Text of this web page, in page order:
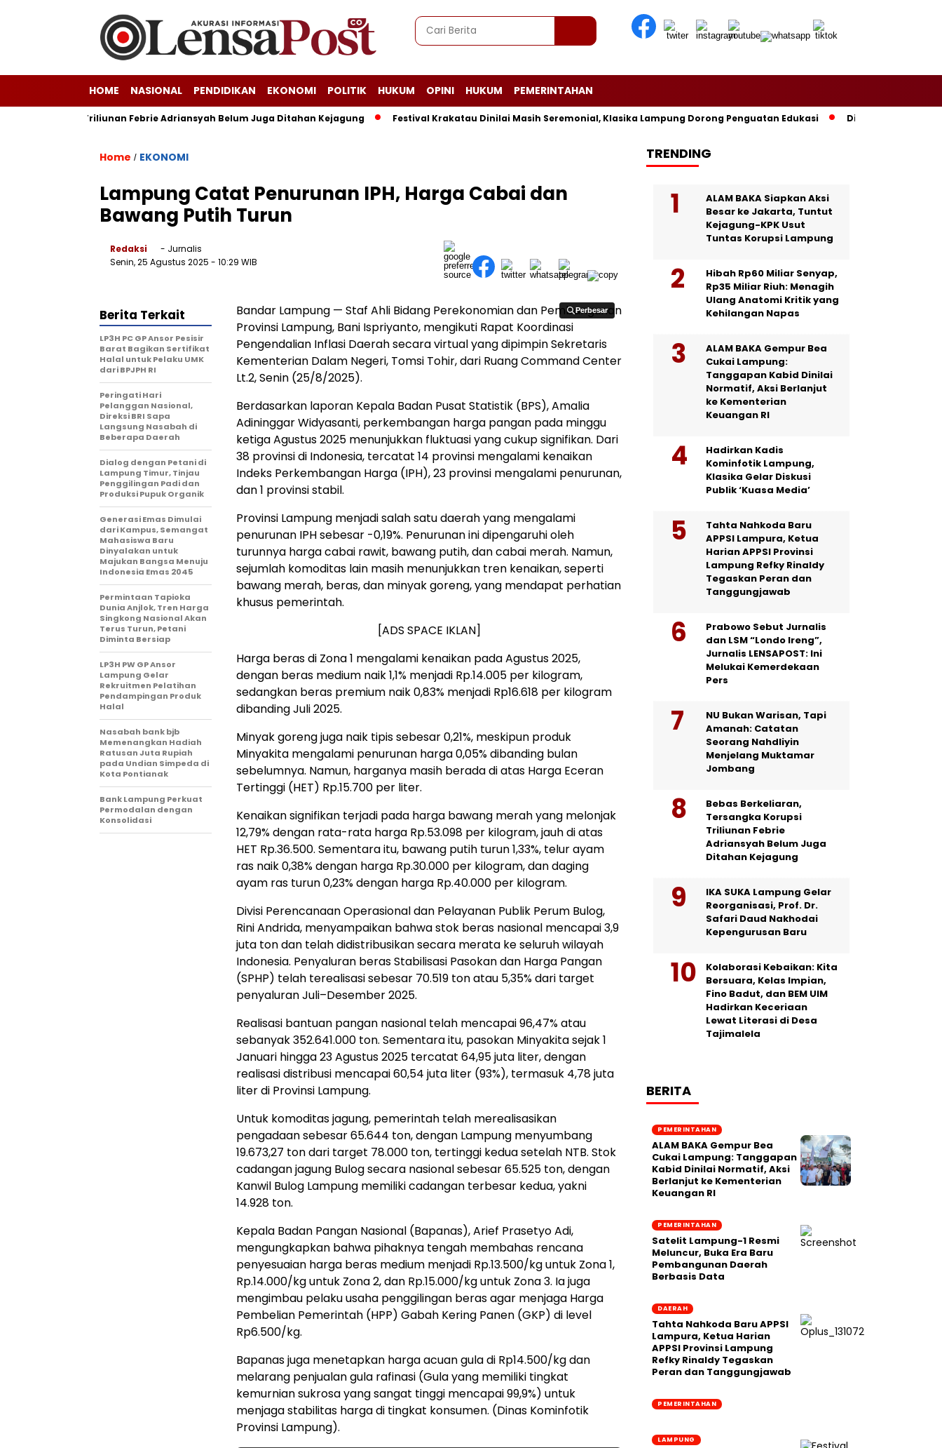
HOME NASIONAL PENDIDIKAN EKONOMI POLITIK HUKUM OPINI HUKUM PEMERINTAHAN
Korupsi Triliunan Febrie Adriansyah Belum Juga Ditahan Kejagung Festival Krakatau Dinilai Masih Seremonial, Klasika Lampung Dorong Penguatan Edukasi Dikomandoi Mas Dar,
Home / EKONOMI
Lampung Catat Penurunan IPH, Harga Cabai dan
Bawang Putih Turun
Redaksi
- Jurnalis
Senin, 25 Agustus 2025 - 10:29 WIB
Perbesar
Perbesar
Bandar Lampung — Staf Ahli Bidang Perekonomian dan Pembangunan
Provinsi Lampung, Bani Ispriyanto, mengikuti Rapat Koordinasi
Pengendalian Inflasi Daerah secara virtual yang dipimpin Sekretaris
Kementerian Dalam Negeri, Tomsi Tohir, dari Ruang Command Center
Lt.2, Senin (25/8/2025).
Berdasarkan laporan Kepala Badan Pusat Statistik (BPS), Amalia
Adininggar Widyasanti, perkembangan harga pangan pada minggu
ketiga Agustus 2025 menunjukkan fluktuasi yang cukup signifikan. Dari
38 provinsi di Indonesia, tercatat 14 provinsi mengalami kenaikan
Indeks Perkembangan Harga (IPH), 23 provinsi mengalami penurunan,
dan 1 provinsi stabil.
Provinsi Lampung menjadi salah satu daerah yang mengalami
penurunan IPH sebesar -0,19%. Penurunan ini dipengaruhi oleh
turunnya harga cabai rawit, bawang putih, dan cabai merah. Namun,
sejumlah komoditas lain masih menunjukkan tren kenaikan, seperti
bawang merah, beras, dan minyak goreng, yang mendapat perhatian
khusus pemerintah.
[ADS SPACE IKLAN]
Harga beras di Zona 1 mengalami kenaikan pada Agustus 2025,
dengan beras medium naik 1,1% menjadi Rp.14.005 per kilogram,
sedangkan beras premium naik 0,83% menjadi Rp16.618 per kilogram
dibanding Juli 2025.
Minyak goreng juga naik tipis sebesar 0,21%, meskipun produk
Minyakita mengalami penurunan harga 0,05% dibanding bulan
sebelumnya. Namun, harganya masih berada di atas Harga Eceran
Tertinggi (HET) Rp.15.700 per liter.
Kenaikan signifikan terjadi pada harga bawang merah yang melonjak
12,79% dengan rata-rata harga Rp.53.098 per kilogram, jauh di atas
HET Rp.36.500. Sementara itu, bawang putih turun 1,33%, telur ayam
ras naik 0,38% dengan harga Rp.30.000 per kilogram, dan daging
ayam ras turun 0,23% dengan harga Rp.40.000 per kilogram.
Divisi Perencanaan Operasional dan Pelayanan Publik Perum Bulog,
Rini Andrida, menyampaikan bahwa stok beras nasional mencapai 3,9
juta ton dan telah didistribusikan secara merata ke seluruh wilayah
Indonesia. Penyaluran beras Stabilisasi Pasokan dan Harga Pangan
(SPHP) telah terealisasi sebesar 70.519 ton atau 5,35% dari target
penyaluran Juli–Desember 2025.
Realisasi bantuan pangan nasional telah mencapai 96,47% atau
sebanyak 352.641.000 ton. Sementara itu, pasokan Minyakita sejak 1
Januari hingga 23 Agustus 2025 tercatat 64,95 juta liter, dengan
realisasi distribusi mencapai 60,54 juta liter (93%), termasuk 4,78 juta
liter di Provinsi Lampung.
Untuk komoditas jagung, pemerintah telah merealisasikan
pengadaan sebesar 65.644 ton, dengan Lampung menyumbang
19.673,27 ton dari target 78.000 ton, tertinggi kedua setelah NTB. Stok
cadangan jagung Bulog secara nasional sebesar 65.525 ton, dengan
Kanwil Bulog Lampung memiliki cadangan terbesar kedua, yakni
14.928 ton.
Kepala Badan Pangan Nasional (Bapanas), Arief Prasetyo Adi,
mengungkapkan bahwa pihaknya tengah membahas rencana
penyesuaian harga beras medium menjadi Rp.13.500/kg untuk Zona 1,
Rp.14.000/kg untuk Zona 2, dan Rp.15.000/kg untuk Zona 3. Ia juga
mengimbau pelaku usaha penggilingan beras agar menjaga Harga
Pembelian Pemerintah (HPP) Gabah Kering Panen (GKP) di level
Rp6.500/kg.
Bapanas juga menetapkan harga acuan gula di Rp14.500/kg dan
melarang penjualan gula rafinasi (Gula yang memiliki tingkat
kemurnian sukrosa yang sangat tinggi mencapai 99,9%) untuk
menjaga stabilitas harga di tingkat konsumen. (Dinas Kominfotik
Provinsi Lampung).
Berita Terkait
LP3H PC GP Ansor Pesisir
Barat Bagikan Sertifikat
Halal untuk Pelaku UMK
dari BPJPH RI
Peringati Hari
Pelanggan Nasional,
Direksi BRI Sapa
Langsung Nasabah di
Beberapa Daerah
Dialog dengan Petani di
Lampung Timur, Tinjau
Penggilingan Padi dan
Produksi Pupuk Organik
Generasi Emas Dimulai
dari Kampus, Semangat
Mahasiswa Baru
Dinyalakan untuk
Majukan Bangsa Menuju
Indonesia Emas 2045
Permintaan Tapioka
Dunia Anjlok, Tren Harga
Singkong Nasional Akan
Terus Turun, Petani
Diminta Bersiap
LP3H PW GP Ansor
Lampung Gelar
Rekruitmen Pelatihan
Pendampingan Produk
Halal
Nasabah bank bjb
Memenangkan Hadiah
Ratusan Juta Rupiah
pada Undian Simpeda di
Kota Pontianak
Bank Lampung Perkuat
Permodalan dengan
Konsolidasi
TRENDING
ALAM BAKA Siapkan Aksi
Besar ke Jakarta, Tuntut
Kejagung-KPK Usut
Tuntas Korupsi Lampung
Hibah Rp60 Miliar Senyap,
Rp35 Miliar Riuh: Menagih
Ulang Anatomi Kritik yang
Kehilangan Napas
ALAM BAKA Gempur Bea
Cukai Lampung:
Tanggapan Kabid Dinilai
Normatif, Aksi Berlanjut
ke Kementerian
Keuangan RI
Hadirkan Kadis
Kominfotik Lampung,
Klasika Gelar Diskusi
Publik ‘Kuasa Media’
Tahta Nahkoda Baru
APPSI Lampura, Ketua
Harian APPSI Provinsi
Lampung Refky Rinaldy
Tegaskan Peran dan
Tanggungjawab
Prabowo Sebut Jurnalis
dan LSM “Londo Ireng”,
Jurnalis LENSAPOST: Ini
Melukai Kemerdekaan
Pers
NU Bukan Warisan, Tapi
Amanah: Catatan
Seorang Nahdliyin
Menjelang Muktamar
Jombang
Bebas Berkeliaran,
Tersangka Korupsi
Triliunan Febrie
Adriansyah Belum Juga
Ditahan Kejagung
IKA SUKA Lampung Gelar
Reorganisasi, Prof. Dr.
Safari Daud Nakhodai
Kepengurusan Baru
Kolaborasi Kebaikan: Kita
Bersuara, Kelas Impian,
Fino Badut, dan BEM UIM
Hadirkan Keceriaan
Lewat Literasi di Desa
Tajimalela
BERITA
PEMERINTAHAN
ALAM BAKA Gempur Bea
Cukai Lampung: Tanggapan
Kabid Dinilai Normatif, Aksi
Berlanjut ke Kementerian
Keuangan RI
PEMERINTAHAN
Satelit Lampung-1 Resmi
Meluncur, Buka Era Baru
Pembangunan Daerah
Berbasis Data
DAERAH
Tahta Nahkoda Baru APPSI
Lampura, Ketua Harian
APPSI Provinsi Lampung
Refky Rinaldy Tegaskan
Peran dan Tanggungjawab
PEMERINTAHAN
LAMPUNG